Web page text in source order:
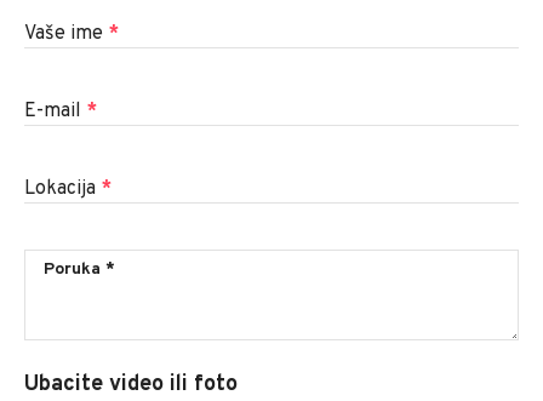
Vaše ime *
E-mail *
Lokacija *
Ubacite video ili foto